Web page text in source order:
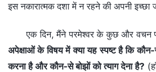
इस नकारात्मक दशा में न रहने की अपनी इच्छा
एक दिन, मैंने परमेश्वर के कुछ और वचन
अपेक्षाओं के विषय में क्या यह स्पष्ट है कि कौन-
करना है और कौन-से बोझों को त्याग देना है?